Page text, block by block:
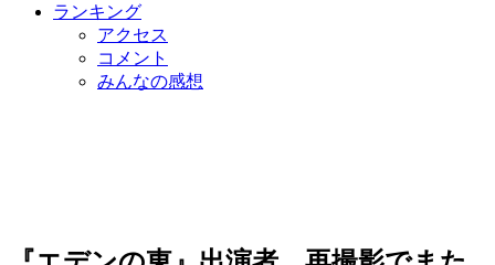
ランキング
アクセス
コメント
みんなの感想